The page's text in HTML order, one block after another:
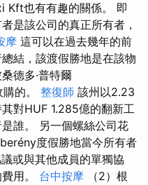
Kft也有有趣的關係。 即
是該公司的真正所有者，
摩 這可以在過去幾年的前
結，該渡假勝地是在該物
德多·普特爾
的。 整復師 該州以2.23
對HUF 1.285億的翻新工
誰。 另一個螺絲公司花
度假勝地當今所有者
或與其他成員的單獨協
用。 台中按摩 （2）根